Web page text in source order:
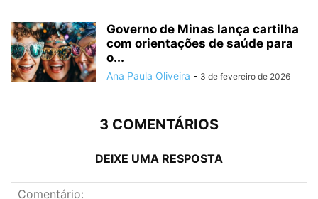
Governo de Minas lança cartilha
com orientações de saúde para
o...
Ana Paula Oliveira - 3 de fevereiro de 2026
3 COMENTÁRIOS
DEIXE UMA RESPOSTA